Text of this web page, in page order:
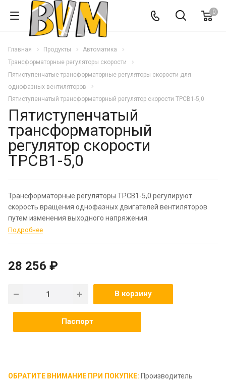
0
Главная Продукты
Автоматика
Трансформаторные регуляторы скорости
Пятиступенчатые трансформаторные регуляторы скорости для
однофазных вентиляторов
Пятиступенчатый трансформаторный регулятор скорости ТРСВ1-5,0
Пятиступенчатый
трансформаторный
регулятор скорости
ТРСВ1-5,0
Трансформаторные регуляторы ТРСВ1-5,0 регулируют
скорость вращения однофазных двигателей вентиляторов
путем изменения выходного напряжения.
Подробнее
28 256 ₽
В корзину
Паспорт
ОБРАТИТЕ ВНИМАНИЕ ПРИ ПОКУПКЕ: Производитель